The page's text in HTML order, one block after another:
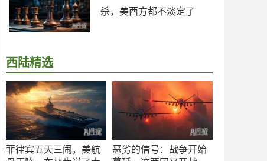
杀，美西方都不淡定了
西陆精选
菲律宾五天三闹，美航
恶劣的信号：战争开始